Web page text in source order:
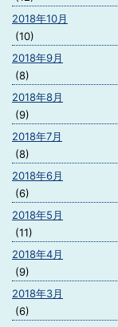
2018年10月
(10)
2018年9月
(8)
2018年8月
(9)
2018年7月
(8)
2018年6月
(6)
2018年5月
(11)
2018年4月
(9)
2018年3月
(6)